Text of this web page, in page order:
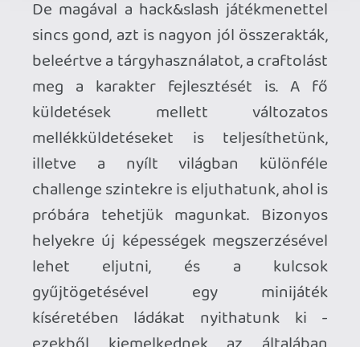
a karakterek;
GYÖNYÖRŰ grafika;
izgalmas játékmenet;
megfelelő mértékű kihívás;
jól kiválasztott hangok és
szinkronhangok;
a rejtélyekben és fordulatokban
gazdag történet;
szépen játszik az érzelmi skálán;
a főellenségharcok;